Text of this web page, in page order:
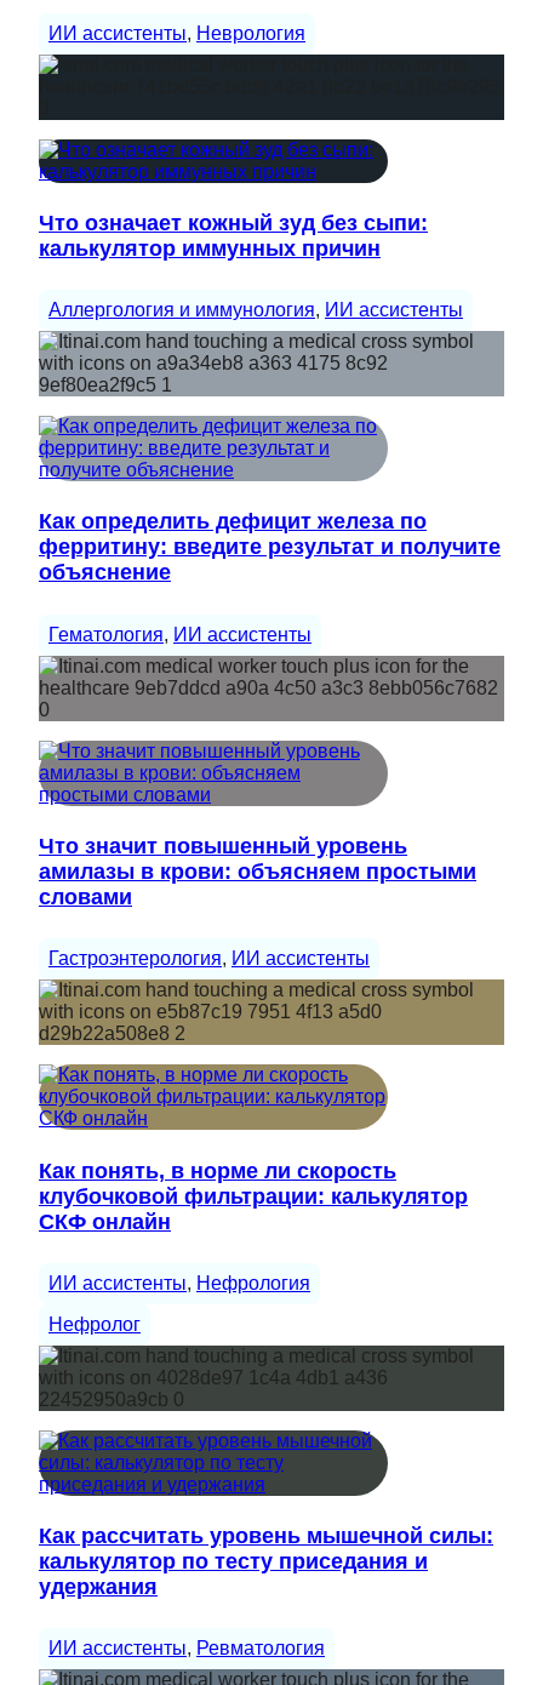
ИИ ассистенты, Неврология
Что означает кожный зуд без сыпи:
калькулятор иммунных причин
Аллергология и иммунология, ИИ ассистенты
Как определить дефицит железа по
ферритину: введите результат и получите
объяснение
Гематология, ИИ ассистенты
Что значит повышенный уровень
амилазы в крови: объясняем простыми
словами
Гастроэнтерология, ИИ ассистенты
Как понять, в норме ли скорость
клубочковой фильтрации: калькулятор
СКФ онлайн
ИИ ассистенты, Нефрология
Нефролог
Как рассчитать уровень мышечной силы:
калькулятор по тесту приседания и
удержания
ИИ ассистенты, Ревматология